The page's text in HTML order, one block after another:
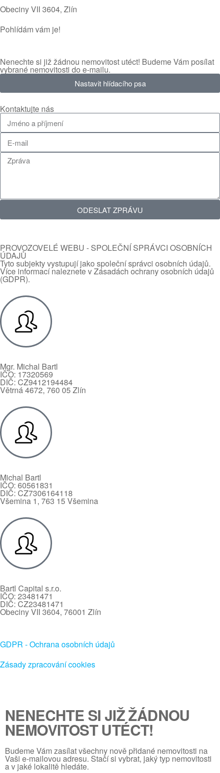
Obeciny VII 3604​, Zlín
Pohlídám vám je!
Nenechte si již žádnou nemovitost utéct! Budeme Vám posílat
vybrané nemovitosti do e-mailu.
Nastavit hlídacího psa
Kontaktujte nás
ODESLAT ZPRÁVU
PROVOZOVELÉ WEBU - SPOLEČNÍ SPRÁVCI OSOBNÍCH
ÚDAJŮ
Tyto subjekty vystupují jako společní správci osobních údajů.
Více informací naleznete v Zásadách ochrany osobních údajů
(GDPR).
Mgr. Michal Bartl
IČO: 17320569
DIČ: CZ9412194484
Větrná 4672, 760 05 Zlín
Michal Bartl
IČO: 60561831
DIČ: CZ7306164118
Všemina 1, 763 15 Všemina
Bartl Capital s.r.o.
IČO: 23481471
DIČ: CZ23481471
Obeciny VII 3604, 76001 Zlín
GDPR - Ochrana osobních údajů
Zásady zpracování cookies
NENECHTE SI JIŽ ŽÁDNOU
NEMOVITOST UTÉCT!
Budeme Vám zasílat všechny nově přidané nemovitosti na
Vaši e-mailovou adresu. Stačí si vybrat, jaký typ nemovitosti
a v jaké lokalitě hledáte.